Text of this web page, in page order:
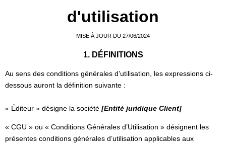
d'utilisation
MISE À JOUR DU 27/06/2024
1. DÉFINITIONS
Au sens des conditions générales d’utilisation, les expressions ci-
dessous auront la définition suivante :
« Éditeur » désigne la société [Entité juridique Client]
« CGU » ou « Conditions Générales d’Utilisation » désignent les
présentes conditions générales d’utilisation applicables aux